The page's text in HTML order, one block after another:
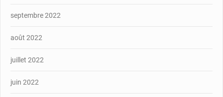
septembre 2022
août 2022
juillet 2022
juin 2022